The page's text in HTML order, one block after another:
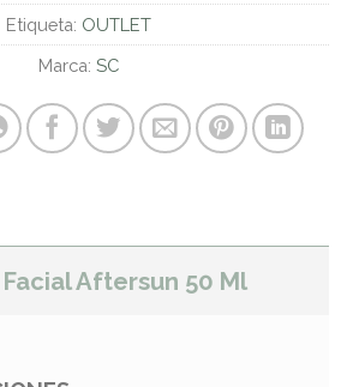
Etiqueta: OUTLET
Marca: SC
Facial Aftersun 50 Ml